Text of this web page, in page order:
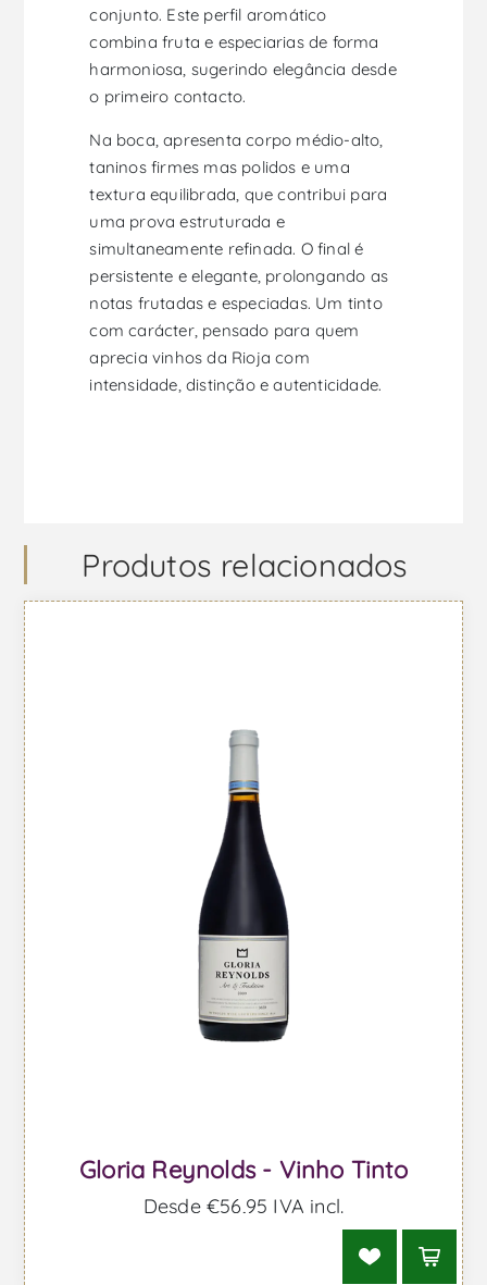
conjunto. Este perfil aromático
combina fruta e especiarias de forma
harmoniosa, sugerindo elegância desde
o primeiro contacto.
Na boca, apresenta corpo médio-alto,
taninos firmes mas polidos e uma
textura equilibrada, que contribui para
uma prova estruturada e
simultaneamente refinada. O final é
persistente e elegante, prolongando as
notas frutadas e especiadas. Um tinto
com carácter, pensado para quem
aprecia vinhos da Rioja com
intensidade, distinção e autenticidade.
Produtos relacionados
Gloria Reynolds - Vinho Tinto
Desde €56,95 IVA incl.